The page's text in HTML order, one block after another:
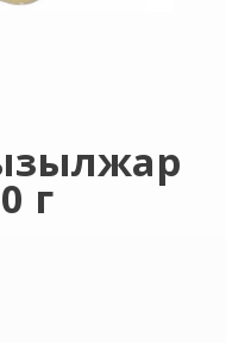
г